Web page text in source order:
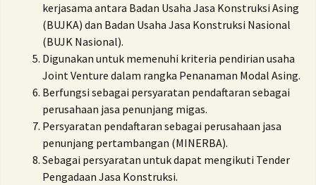
kerjasama antara Badan Usaha Jasa Konstruksi Asing
(BUJKA) dan Badan Usaha Jasa Konstruksi Nasional
(BUJK Nasional).
Digunakan untuk memenuhi kriteria pendirian usaha
Joint Venture dalam rangka Penanaman Modal Asing.
Berfungsi sebagai persyaratan pendaftaran sebagai
perusahaan jasa penunjang migas.
Persyaratan pendaftaran sebagai perusahaan jasa
penunjang pertambangan (MINERBA).
Sebagai persyaratan untuk dapat mengikuti Tender
Pengadaan Jasa Konstruksi.